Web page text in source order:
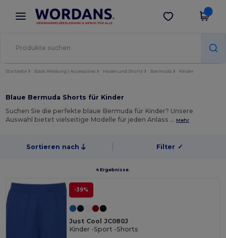
× Wordans App
Bessere Preise in der App!
App holen
Startseite Basic Kleidung | Accessoires Hosen und Shorts Bermuda Kinder
Blaue Bermuda Shorts für Kinder
Suchen Sie die perfekte blaue Bermuda für Kinder? Unsere
Auswahl bietet vielseitige Modelle für jeden Anlass … Mehr
Sortieren nach Filter ✓
4 Ergebnisse.
-39%
Just Cool JC080J
Kinder -Sport -Shorts